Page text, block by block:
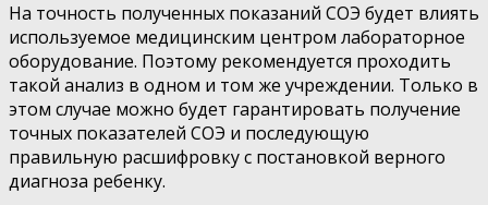
На точность полученных показаний СОЭ будет влиять
используемое медицинским центром лабораторное
оборудование. Поэтому рекомендуется проходить
такой анализ в одном и том же учреждении. Только в
этом случае можно будет гарантировать получение
точных показателей СОЭ и последующую
правильную расшифровку с постановкой верного
диагноза ребенку.